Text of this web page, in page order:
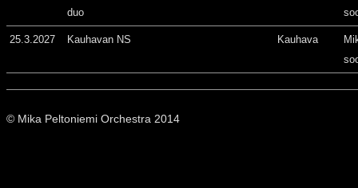
duo
25.3.2027 Kauhavan NS Kauhava
© Mika Peltoniemi Orchestra 2014